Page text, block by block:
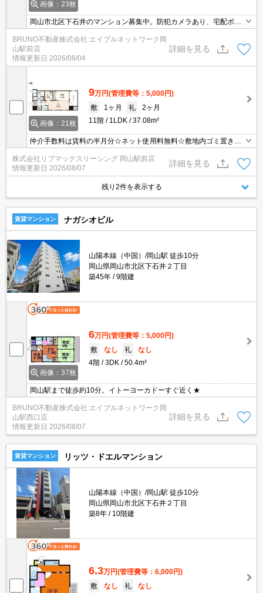
画像：23枚
岡山市北区下石井のマンション募集中。防犯カメラあり、宅配ボッ
クス付き、オートロック。インターネット無料。浴室乾燥機付き、
追い焚き機能付きバス、お気軽にお問い合わせください。
BRUNO不動産株式会社 エイブルネットワーク岡
山駅前店
情報更新日 2026/08/04
詳細を見る
画像：21枚
9万円(管理費等：5,000円)
敷
1ヶ月 礼
2ヶ月
11階
1LDK 37.08m²
仲介手数料は賃料の半月分☆ネット使用料無料☆敷地内ゴミ置き場
がありゴミ捨て便利☆追い炊き機能や浴室乾燥機など人気の室内設
備充実☆モニター付きオートロックで防犯面も安心☆二人入居可能
☆
株式会社リブマックスリーシング 岡山駅前店
情報更新日 2026/08/07
詳細を見る
残り2件を表示する
賃貸マンション ナガシオビル
山陽本線（中国）/岡山駅 徒歩10分
岡山県岡山市北区下石井２丁目
築45年
9階建
画像：37枚
6万円(管理費等：5,000円)
敷
なし 礼
なし
4階
3DK 50.4m²
岡山駅まで徒歩約10分。イトーヨーカドーすぐ近く★
BRUNO不動産株式会社 エイブルネットワーク岡
山駅西口店
情報更新日 2026/08/07
詳細を見る
賃貸マンション リッツ・ドエルマンション
山陽本線（中国）/岡山駅 徒歩10分
岡山県岡山市北区下石井２丁目
築8年
10階建
6.3万円(管理費等：6,000円)
敷
なし 礼 なし